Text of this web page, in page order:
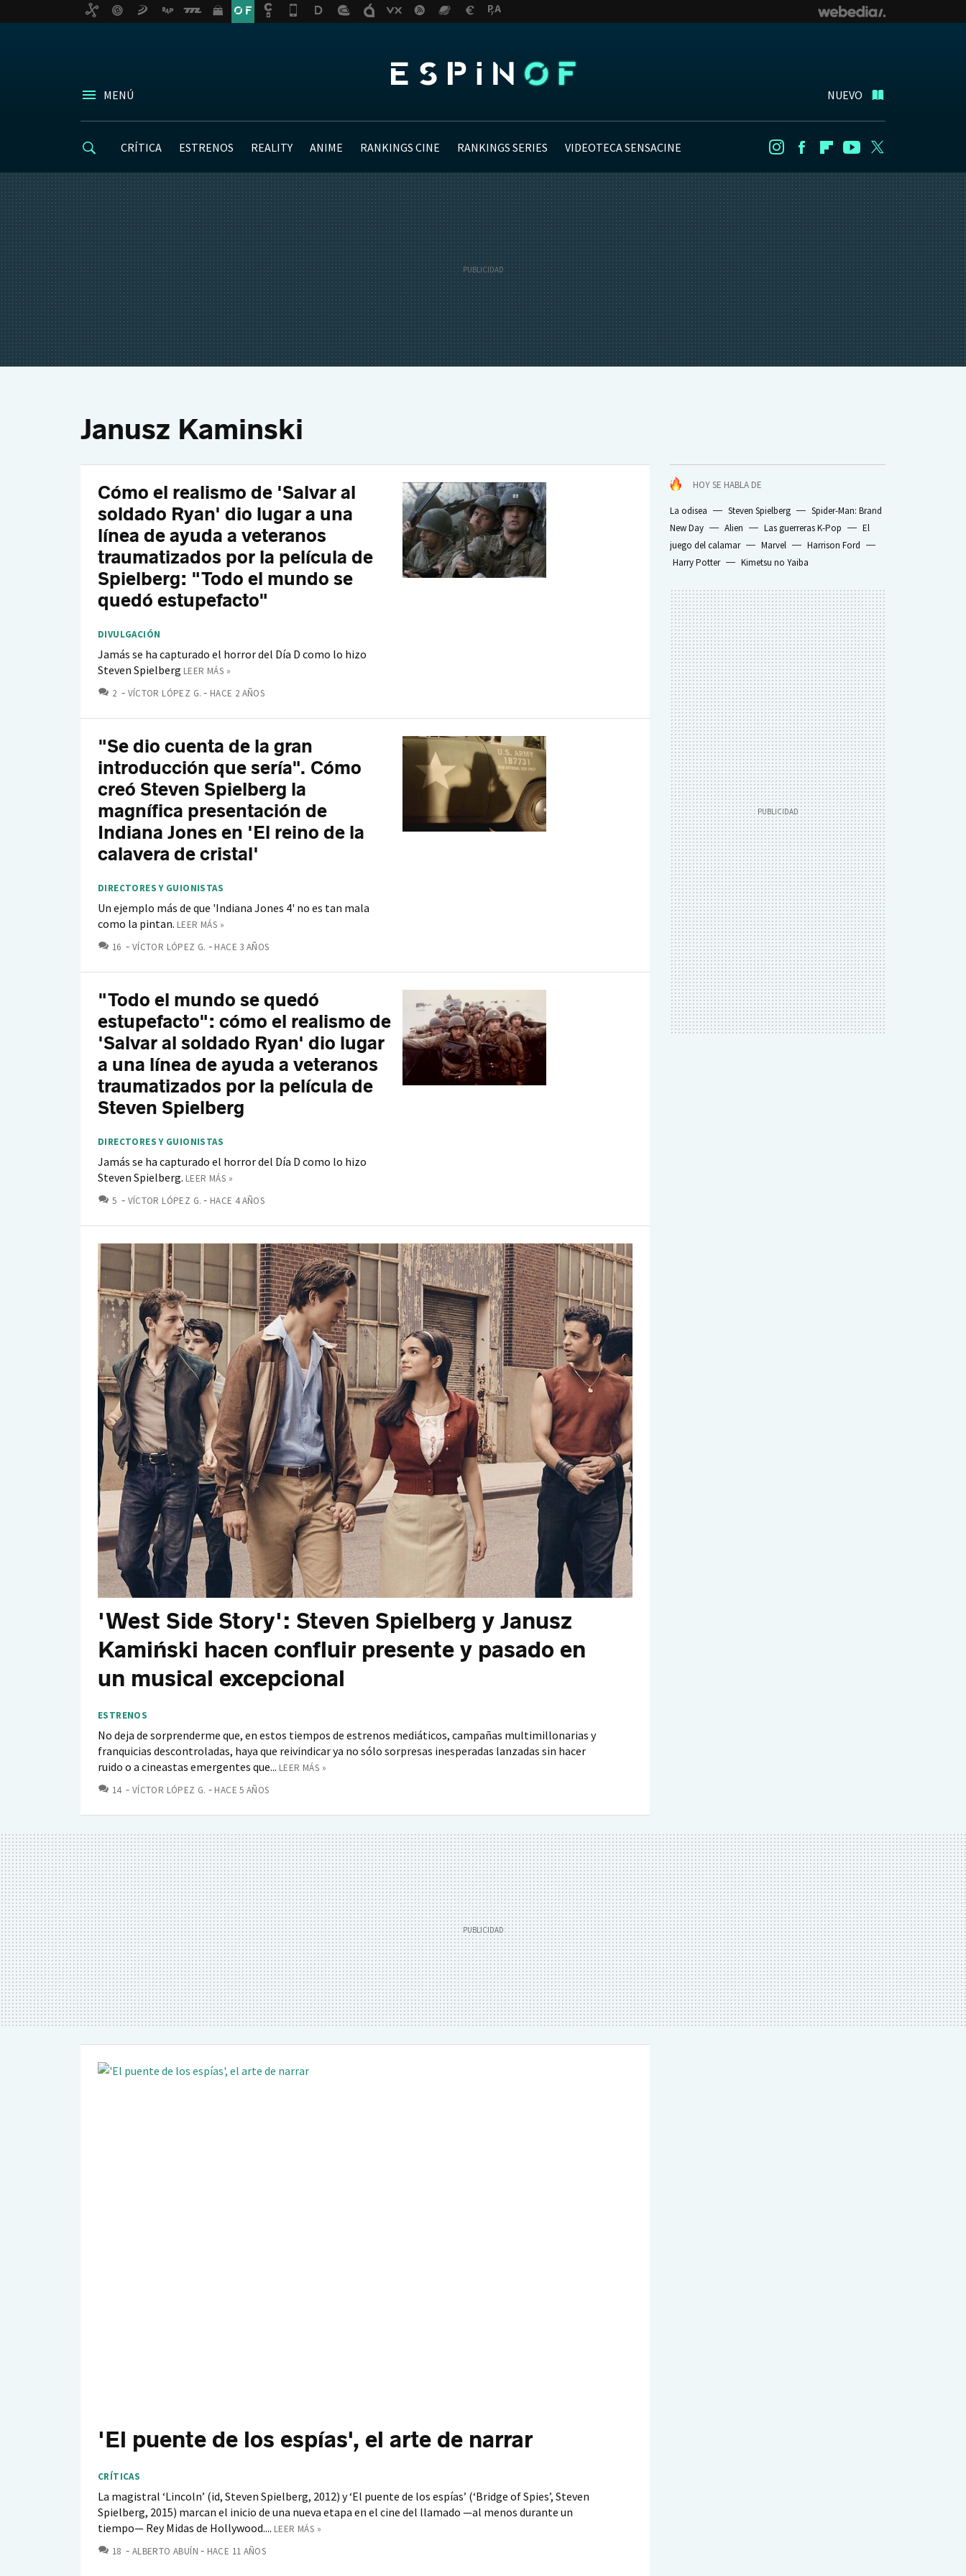
MENÚ NUEVO
CRÍTICA ESTRENOS REALITY ANIME RANKINGS CINE RANKINGS SERIES VIDEOTECA SENSACINE InstagramFacebookFlipboard
Youtube
Janusz Kaminski
HOY SE HABLA DE
La odisea Steven Spielberg
Spider-Man: Brand
New Day
Alien Las guerreras K-Pop
El
juego del calamar
Marvel
Harrison Ford
Harry Potter
Kimetsu no Yaiba
Cómo el realismo de 'Salvar al
soldado Ryan' dio lugar a una
línea de ayuda a veteranos
traumatizados por la película de
Spielberg: "Todo el mundo se
quedó estupefacto"
DIVULGACIÓN
Jamás se ha capturado el horror del Día D como lo hizo
Steven Spielberg LEER MÁS »
2 COMENTARIOS
VÍCTOR LÓPEZ G. HACE 2 AÑOS
"Se dio cuenta de la gran
introducción que sería". Cómo
creó Steven Spielberg la
magnífica presentación de
Indiana Jones en 'El reino de la
calavera de cristal'
DIRECTORES Y GUIONISTAS
Un ejemplo más de que 'Indiana Jones 4' no es tan mala
como la pintan. LEER MÁS »
16 COMENTARIOS
VÍCTOR LÓPEZ G. HACE 3 AÑOS
"Todo el mundo se quedó
estupefacto": cómo el realismo de
'Salvar al soldado Ryan' dio lugar
a una línea de ayuda a veteranos
traumatizados por la película de
Steven Spielberg
DIRECTORES Y GUIONISTAS
Jamás se ha capturado el horror del Día D como lo hizo
Steven Spielberg. LEER MÁS »
5 COMENTARIOS
VÍCTOR LÓPEZ G. HACE 4 AÑOS
'West Side Story': Steven Spielberg y Janusz
Kamiński hacen confluir presente y pasado en
un musical excepcional
ESTRENOS
No deja de sorprenderme que, en estos tiempos de estrenos mediáticos, campañas multimillonarias y
franquicias descontroladas, haya que reivindicar ya no sólo sorpresas inesperadas lanzadas sin hacer
ruido o a cineastas emergentes que... LEER MÁS »
14 COMENTARIOS
VÍCTOR LÓPEZ G. HACE 5 AÑOS
'El puente de los espías', el arte de narrar
CRÍTICAS
La magistral ‘Lincoln’ (id, Steven Spielberg, 2012) y ‘El puente de los espías’ (‘Bridge of Spies’, Steven
Spielberg, 2015) marcan el inicio de una nueva etapa en el cine del llamado —al menos durante un
tiempo— Rey Midas de Hollywood.... LEER MÁS »
18 COMENTARIOS
ALBERTO ABUÍN HACE 11 AÑOS